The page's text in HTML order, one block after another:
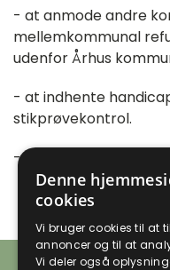
- at anmode andre
mellemkommunal
udenfor Århus
- at indhente
stikprøvekontrol.
- at indhente
Denne
cookies
Vi bruger cookies til at
annoncer og til at
Vi deler også